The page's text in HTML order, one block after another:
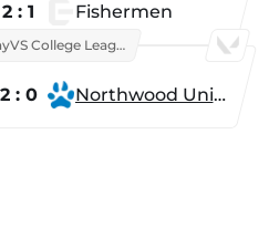
2 : 1 Fishermen
PlayVS College League 2025: Fall
2 : 0 Northwood University